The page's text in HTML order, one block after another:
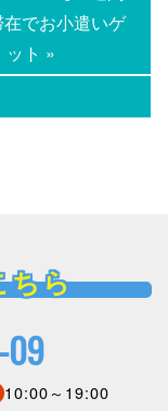
でお小遣いゲ
ット »
ちら
09
10:00～19:00